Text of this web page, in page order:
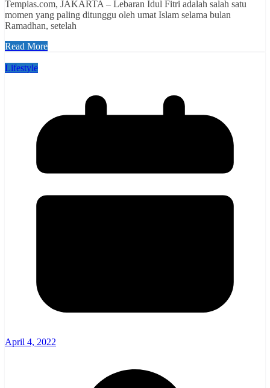
Tempias.com, JAKARTA – Lebaran Idul Fitri adalah salah satu
momen yang paling ditunggu oleh umat Islam selama bulan
Ramadhan, setelah
Read More
Lifestyle
April 4, 2022